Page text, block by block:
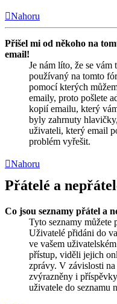
Nahoru
Přišel mi od někoho na
email!
Je nám líto, že se
používaný na tomto
pomocí kterých
emaily, proto pošlete
kopií emailu, který
byly zahrnuty
uživateli, který email
problém vyřešit.
Nahoru
Přátelé a
Co jsou seznamy přátel a
Tyto seznamy můžete
Uživatelé přidáni do
ve vašem
přístup, viděli jejich
zprávy. V závislosti
zvýrazněny i
uživatele do seznamu